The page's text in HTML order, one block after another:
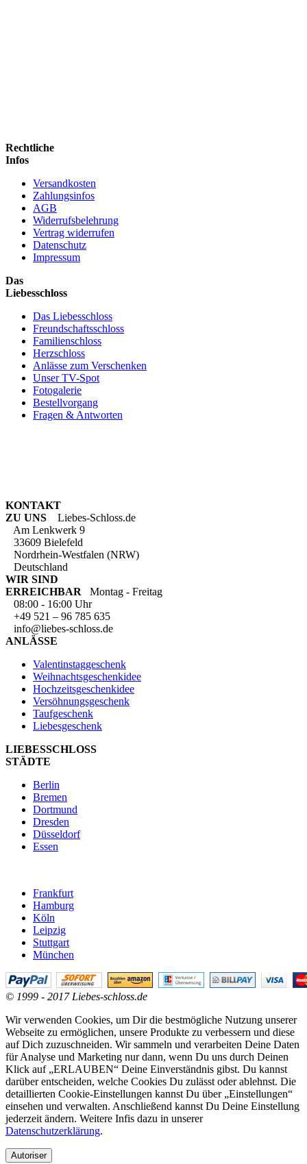
Rechtliche
Infos
Versandkosten
Zahlungsinfos
AGB
Widerrufsbelehrung
Vertrag widerrufen
Datenschutz
Impressum
Das
Liebesschloss
Das Liebesschloss
Freundschaftsschloss
Familienschloss
Herzschloss
Anlässe zum Verschenken
Unser TV-Spot
Fotogalerie
Bestellvorgang
Fragen & Antworten
KONTAKT
ZU UNS
Liebes-Schloss.de
Am Lenkwerk 9
33609 Bielefeld
Nordrhein-Westfalen (NRW)
Deutschland
WIR SIND
ERREICHBAR
Montag - Freitag
08:00 - 16:00 Uhr
+49 521 – 96 785 635
info@liebes-schloss.de
ANLÄSSE
Valentinstaggeschenk
Weihnachtsgeschenkidee
Hochzeitsgeschenkidee
Versöhnungsgeschenk
Taufgeschenk
Liebesgeschenk
LIEBESSCHLOSS
STÄDTE
Berlin
Bremen
Dortmund
Dresden
Düsseldorf
Essen
Frankfurt
Hamburg
Köln
Leipzig
Stuttgart
München
© 1999 - 2017 Liebes-schloss.de
Wir verwenden Cookies, um Dir die bestmögliche Nutzung unserer
Webseite zu ermöglichen, unsere Produkte zu verbessern und diese
auf Dich zuzuschneiden. Wir sammeln und verarbeiten Deine Daten
für Analyse und Marketing nur dann, wenn Du uns durch Deinen
Klick auf „ERLAUBEN“ Deine Einverständnis gibst. Du kannst
darüber entscheiden, welche Cookies Du zulässt oder ablehnst. Die
detaillierten Cookie-Einstellungen kannst Du über „Einstellungen“
einsehen und verwalten. Anschließend kannst Du Deine Einstellung
jederzeit ändern. Weitere Infis dazu in unserer
Datenschutzerklärung.
Autoriser